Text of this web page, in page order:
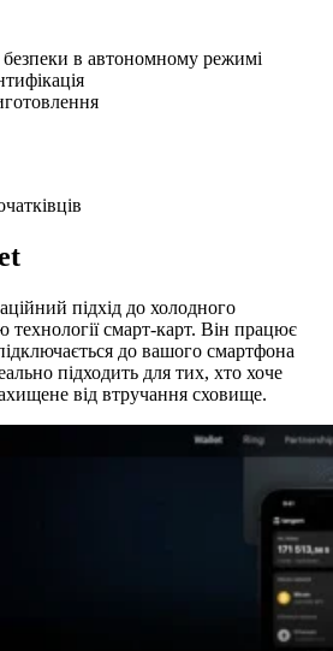
в автономному режимі
підхід до холодного
технології смарт-карт. Він працює
до вашого смартфона
підходить для тих, хто хоче
від втручання сховище.